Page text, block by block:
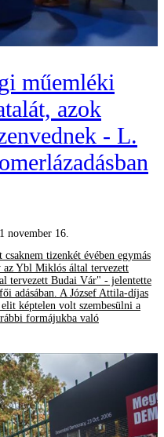
műemléki
azok
- L.
november 16.
tizenkét évében egymás
Ybl Miklós által tervezett
tervezett Budai Vár" - jelentette
adásában. A József Attila-díjas
képtelen volt szembesülni a
formájukba való